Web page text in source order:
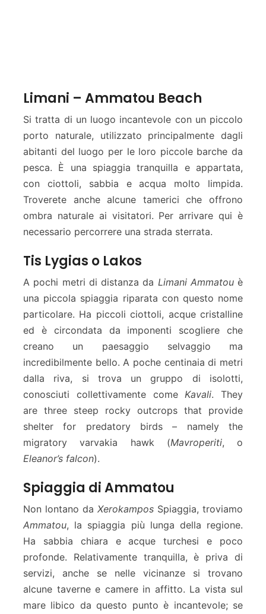
Limani – Ammatou Beach
Si tratta di un luogo incantevole con un piccolo
porto naturale, utilizzato principalmente dagli
abitanti del luogo per le loro piccole barche da
pesca. È una spiaggia tranquilla e appartata,
con ciottoli, sabbia e acqua molto limpida.
Troverete anche alcune tamerici che offrono
ombra naturale ai visitatori. Per arrivare qui è
necessario percorrere una strada sterrata.
Tis Lygias o Lakos
A pochi metri di distanza da Limani Ammatouè
una piccola spiaggia riparata con questo nome
particolare. Ha piccoli ciottoli, acque cristalline
ed è circondata da imponenti scogliere che
creano un paesaggio selvaggio ma
incredibilmente bello. A poche centinaia di metri
dalla riva, si trova un gruppo di isolotti,
conosciuti collettivamente come Kavali. They
are three steep rocky outcrops that provide
shelter for predatory birds – namely the
migratory varvakia hawk (Mavroperiti, o
Eleanor’s falcon).
Spiaggia di Ammatou
Non lontano da Xerokampos Spiaggia, troviamo
Ammatou, la spiaggia più lunga della regione.
Ha sabbia chiara e acque turchesi e poco
profonde. Relativamente tranquilla, è priva di
servizi, anche se nelle vicinanze si trovano
alcune taverne e camere in affitto. La vista sul
mare libico da questo punto è incantevole; se